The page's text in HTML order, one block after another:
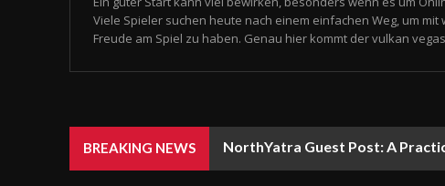
Viele Spieler suchen heute nach einem einfachen Weg, um mit
Freude am Spiel zu haben. Genau hier kommt der vulkan
BREAKING NEWS NorthYatra Guest Post: A